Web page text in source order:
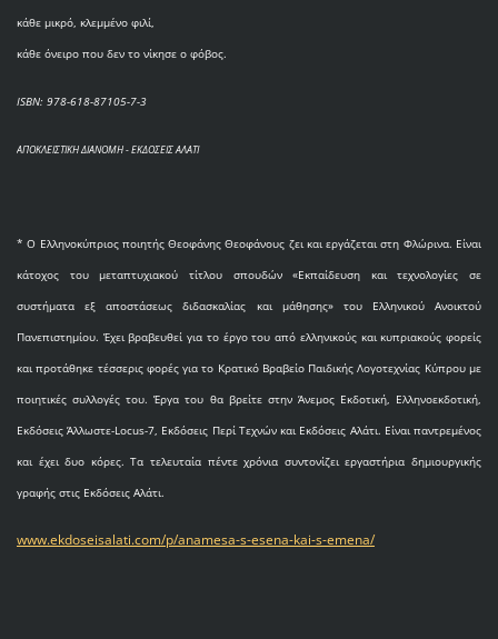
κάθε μικρό, κλεμμένο φιλί,
κάθε όνειρο που δεν το νίκησε ο φόβος.
ISBN: 978-618-87105-7-3
ΑΠΟΚΛΕΙΣΤΙΚΗ ΔΙΑΝΟΜΗ - ΕΚΔΟΣΕΙΣ ΑΛΑΤΙ
* O Eλληνοκύπριος ποιητής Θεοφάνης Θεοφάνους ζει και εργάζεται στη Φλώρινα. Είναι
κάτοχος του μεταπτυχιακού τίτλου σπουδών «Εκπαίδευση και τεχνολογίες σε
συστήματα εξ αποστάσεως διδασκαλίας και μάθησης» του Ελληνικού Ανοικτού
Πανεπιστημίου. Έχει βραβευθεί για το έργο του από ελληνικούς και κυπριακούς φορείς
και προτάθηκε τέσσερις φορές για το Κρατικό Βραβείο Παιδικής Λογοτεχνίας Κύπρου με
ποιητικές συλλογές του. Έργα του θα βρείτε στην Άνεμος Εκδοτική, Ελληνοεκδοτική,
Εκδόσεις Άλλωστε-Locus-7, Εκδόσεις Περί Τεχνών και Εκδόσεις Αλάτι. Είναι παντρεμένος
και έχει δυο κόρες. Τα τελευταία πέντε χρόνια συντονίζει εργαστήρια δημιουργικής
γραφής στις Εκδόσεις Αλάτι.
www.ekdoseisalati.com/p/anamesa-s-esena-kai-s-emena/